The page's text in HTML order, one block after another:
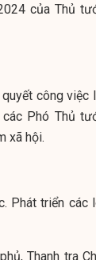
của Thủ
công việc
Phó Thủ
xã hội.
Phát triển các
Thanh tra